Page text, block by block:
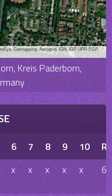
Getmapping, Aerogrid, IGN, IGP, UPR-EGP,
Kreis Paderborn,
6 7 8 9 10
R
x x x x x 6